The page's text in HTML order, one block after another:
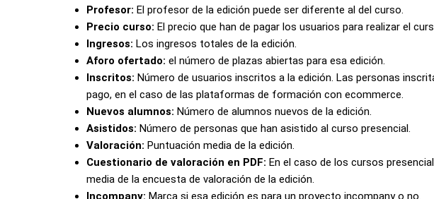
Profesor: El profesor de la edición puede ser diferente al del curso.
Precio curso: El precio que han de pagar los usuarios para realizar el
Ingresos: Los ingresos totales de la edición.
Aforo ofertado: el número de plazas abiertas para esa edición.
Inscritos: Número de usuarios inscritos a la edición. Las personas
pago, en el caso de las plataformas de formación con ecommerce.
Nuevos alumnos: Número de alumnos nuevos de la edición.
Asistidos: Número de personas que han asistido al curso presencial.
Valoración: Puntuación media de la edición.
Cuestionario de valoración en PDF: En el caso de los cursos
media de la encuesta de valoración de la edición.
Incompany: Marca si esa edición es para un proyecto incompany o no.